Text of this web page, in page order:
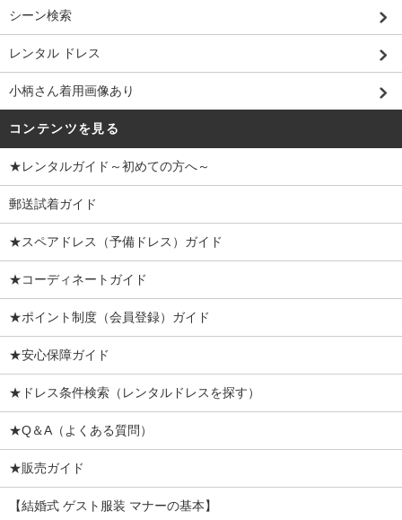
シーン検索
レンタル ドレス
小柄さん着用画像あり
コンテンツを見る
★レンタルガイド～初めての方へ～
郵送試着ガイド
★スペアドレス（予備ドレス）ガイド
★コーディネートガイド
★ポイント制度（会員登録）ガイド
★安心保障ガイド
★ドレス条件検索（レンタルドレスを探す）
★Q＆A（よくある質問）
★販売ガイド
【結婚式 ゲスト服装 マナーの基本】